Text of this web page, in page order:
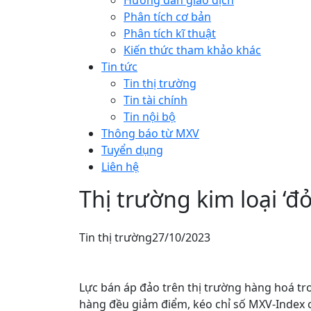
Phân tích cơ bản
Phân tích kĩ thuật
Kiến thức tham khảo khác
Tin tức
Tin thị trường
Tin tài chính
Tin nội bộ
Thông báo từ MXV
Tuyển dụng
Liên hệ
Thị trường kim loại
Tin thị trường27/10/2023
Lực bán áp đảo trên thị trường hàng hoá
hàng đều giảm điểm, kéo chỉ số MXV-